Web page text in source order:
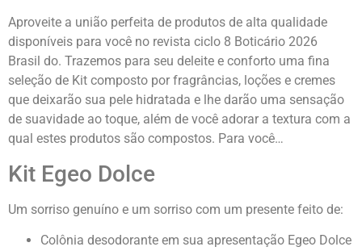
Aproveite a união perfeita de produtos de alta qualidade
disponíveis para você no revista ciclo 8 Boticário 2026
Brasil do. Trazemos para seu deleite e conforto uma fina
seleção de Kit composto por fragrâncias, loções e cremes
que deixarão sua pele hidratada e lhe darão uma sensação
de suavidade ao toque, além de você adorar a textura com a
qual estes produtos são compostos. Para você…
Kit Egeo Dolce
Um sorriso genuíno e um sorriso com um presente feito de:
Colônia desodorante em sua apresentação Egeo Dolce